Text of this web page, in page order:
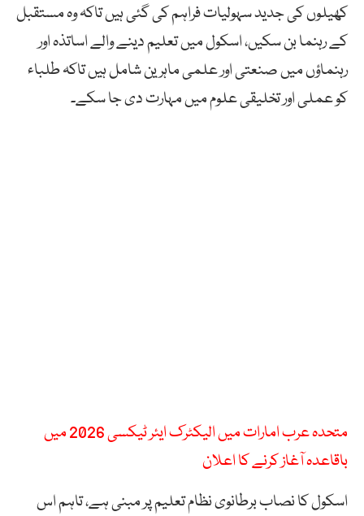
کھیلوں کی جدید سہولیات فراہم کی گئی ہیں تاکہ وہ مستقبل
کے رہنما بن سکیں، اسکول میں تعلیم دینے والے اساتذہ اور
رہنماؤں میں صنعتی اور علمی ماہرین شامل ہیں تاکہ طلباء
کو عملی اور تخلیقی علوم میں مہارت دی جا سکے۔
متحدہ عرب امارات میں الیکٹرک ایئر ٹیکسی 2026 میں
باقاعدہ آغاز کرنے کا اعلان
اسکول کا نصاب برطانوی نظام تعلیم پر مبنی ہے، تاہم اس